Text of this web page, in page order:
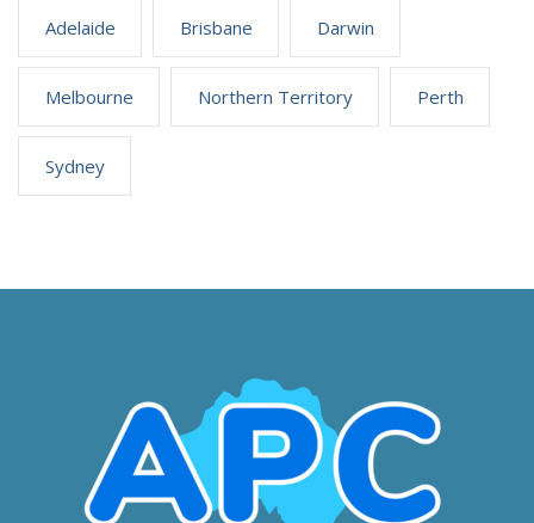
Adelaide Brisbane Darwin
Melbourne Northern Territory Perth
Sydney